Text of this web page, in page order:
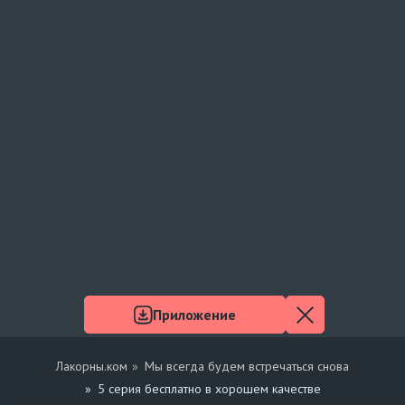
Лакорны.ком
Мы всегда будем встречаться снова
5 серия бесплатно в хорошем качестве
Приложение